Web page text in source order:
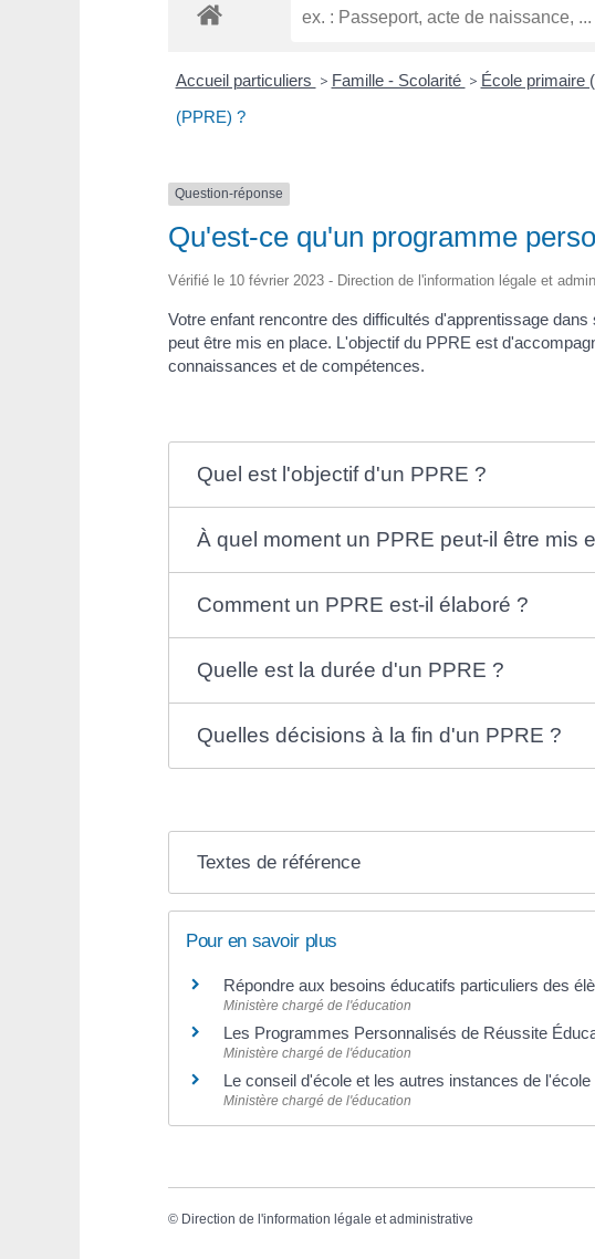
Accueil particuliers > Famille - Scolarité > École primaire
(PPRE) ?
Question-réponse
Qu'est-ce qu'un programme
Vérifié le 10 février 2023 - Direction de l'information légale et
Votre enfant rencontre des difficultés d'apprentissage
peut être mis en place. L'objectif du PPRE est
connaissances et de compétences.
Quel est l'objectif d'un PPRE ?
À quel moment un PPRE peut-il être mis
Comment un PPRE est-il élaboré ?
Quelle est la durée d'un PPRE ?
Quelles décisions à la fin d'un PPRE ?
Textes de référence
Pour en savoir plus
Répondre aux besoins éducatifs particuliers des
Ministère chargé de l'éducation
Les Programmes Personnalisés de Réussite
Ministère chargé de l'éducation
Le conseil d'école et les autres instances de l'école
Ministère chargé de l'éducation
© Direction de l'information légale et administrative